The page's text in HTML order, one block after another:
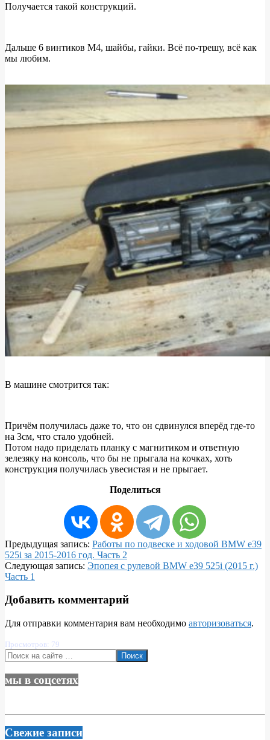
Получается такой конструкций.
Дальше 6 винтиков М4, шайбы, гайки. Всё по-трешу, всё как
мы любим.
В машине смотрится так:
Причём получилась даже то, что он сдвинулся вперёд где-то
на 3см, что стало удобней.
Потом надо приделать планку с магнитиком и ответную
зелезяку на консоль, что бы не прыгала на кочках, хоть
конструкция получилась увесистая и не прыгает.
Поделиться
2016-
08-
02
Предыдущая запись: Работы по подвеске и ходовой BMW e39
525i за 2015-2016 год. Часть 2
Следующая запись: Эпопея с рулевой BMW e39 525i (2015 г.)
Часть 1
Добавить комментарий
Для отправки комментария вам необходимо авторизоваться.
Просмотров: 79
Поиск
мы в соцсетях
Свежие записи